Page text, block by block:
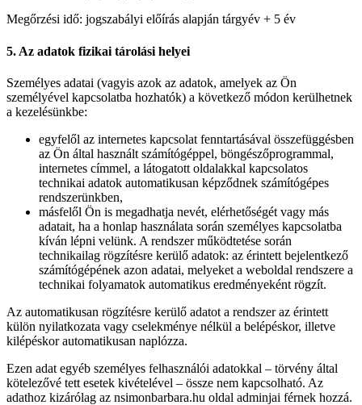
Megőrzési idő: jogszabályi előírás alapján tárgyév + 5 év
5. Az adatok fizikai tárolási helyei
Személyes adatai (vagyis azok az adatok, amelyek az Ön
személyével kapcsolatba hozhatók) a következő módon kerülhetnek
a kezelésünkbe:
egyfelől az internetes kapcsolat fenntartásával összefüggésben
az Ön által használt számítógéppel, böngészőprogrammal,
internetes címmel, a látogatott oldalakkal kapcsolatos
technikai adatok automatikusan képződnek számítógépes
rendszerünkben,
másfelől Ön is megadhatja nevét, elérhetőségét vagy más
adatait, ha a honlap használata során személyes kapcsolatba
kíván lépni velünk. A rendszer működtetése során
technikailag rögzítésre kerülő adatok: az érintett bejelentkező
számítógépének azon adatai, melyeket a weboldal rendszere a
technikai folyamatok automatikus eredményeként rögzít.
Az automatikusan rögzítésre kerülő adatot a rendszer az érintett
külön nyilatkozata vagy cselekménye nélkül a belépéskor, illetve
kilépéskor automatikusan naplózza.
Ezen adat egyéb személyes felhasználói adatokkal – törvény által
kötelezővé tett esetek kivételével – össze nem kapcsolható. Az
adathoz kizárólag az nsimonbarbara.hu oldal adminjai férnek hozzá.